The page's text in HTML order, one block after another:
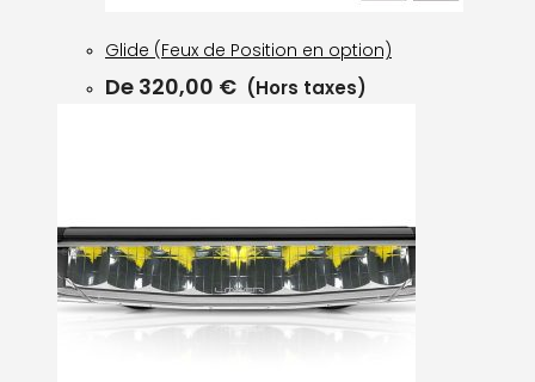
Glide (Feux de Position en option)
De 320,00 € (Hors taxes)